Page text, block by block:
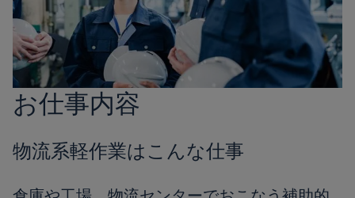
お仕事内容
物流系軽作業はこんな仕事